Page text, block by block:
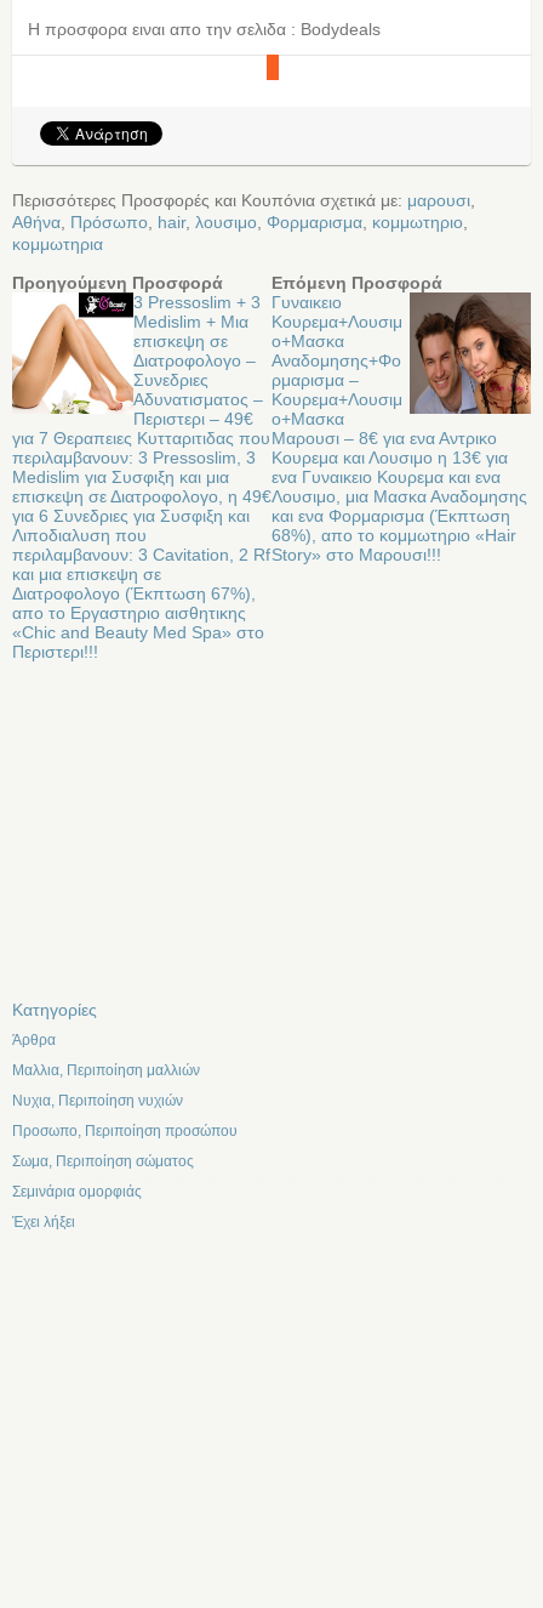
Η προσφορα ειναι απο την σελιδα : Bodydeals
Περισσότερες Προσφορές και Κουπόνια σχετικά με: μαρουσι
Αθήνα Πρόσωπο hair, λουσιμο Φορμαρισμα κομμωτηριο
κομμωτηρια
Προηγούμενη Προσφορά
3 Pressoslim + 3
Medislim + Μια
επισκεψη σε
Διατροφολογο –
Συνεδριες
Αδυνατισματος –
Περιστερι – 49€
για 7 Θεραπειες Κυτταριτιδας που
περιλαμβανουν: 3 Pressoslim, 3
Medislim για Συσφιξη και μια
επισκεψη σε Διατροφολογο, η 49€
για 6 Συνεδριες για Συσφιξη και
Λιποδιαλυση που
περιλαμβανουν: 3 Cavitation, 2 Rf
και μια επισκεψη σε
Διατροφολογο (Έκπτωση 67%),
απο το Εργαστηριο αισθητικης
«Chic and Beauty Med Spa» στo
Περιστερι!!!
Επόμενη Προσφορά
Γυναικειο
Κουρεμα+Λουσιμ
ο+Μασκα
Αναδομησης+Φο
ρμαρισμα –
Κουρεμα+Λουσιμ
ο+Μασκα
Μαρουσι – 8€ για ενα Αντρικο
Κουρεμα και Λουσιμο η 13€ για
ενα Γυναικειο Κουρεμα και ενα
Λουσιμο, μια Μασκα Αναδομησης
και ενα Φορμαρισμα (Έκπτωση
68%), απο το κομμωτηριο «Hair
Story» στο Μαρουσι!!!
Kατηγορίες
Άρθρα
Μαλλια, Περιποίηση μαλλιών
Νυχια, Περιποίηση νυχιών
Προσωπο, Περιποίηση προσώπου
Σωμα, Περιποίηση σώματος
Σεμινάρια ομορφιάς
Έχει λήξει